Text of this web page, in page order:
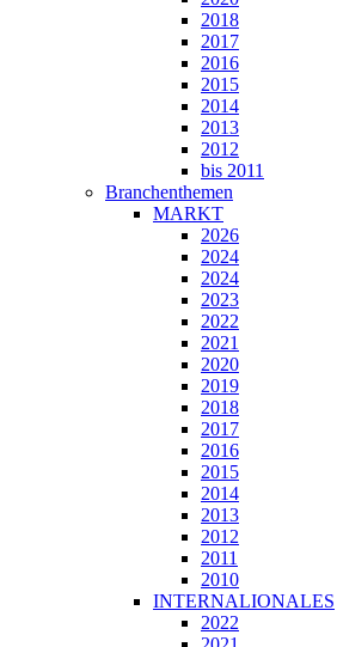
2018
2017
2016
2015
2014
2013
2012
bis 2011
Branchenthemen
MARKT
2026
2024
2024
2023
2022
2021
2020
2019
2018
2017
2016
2015
2014
2013
2012
2011
2010
INTERNALIONALES
2022